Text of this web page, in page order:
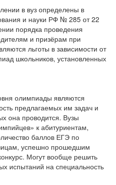
в вуз определены в
и науки РФ № 285 от 22
порядка проведения
и призёрам при
льготы в зависимости от
школьников, установленных
олимпиады являются
предлагаемых им задач и
она проводится. Вузы
к абитуриентам,
баллов ЕГЭ по
успешно прошедшим
Могут вообще решить
испытаний на специальность